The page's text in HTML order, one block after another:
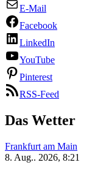
E-Mail
Facebook
LinkedIn
YouTube
Pinterest
RSS-Feed
Das Wetter
Frankfurt am Main
8. Aug.. 2026, 8:21